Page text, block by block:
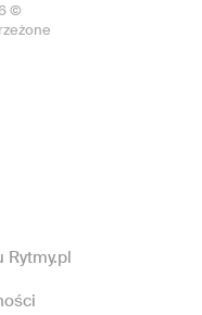
©
Rytmy.pl